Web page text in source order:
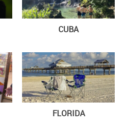
CUBA
FLORIDA